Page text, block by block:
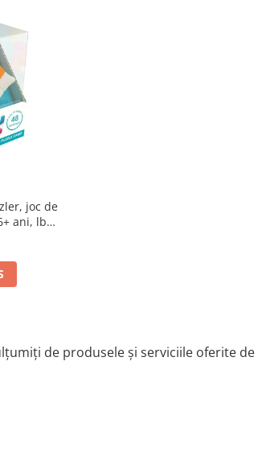
ani, lb
de produsele și serviciile oferite de